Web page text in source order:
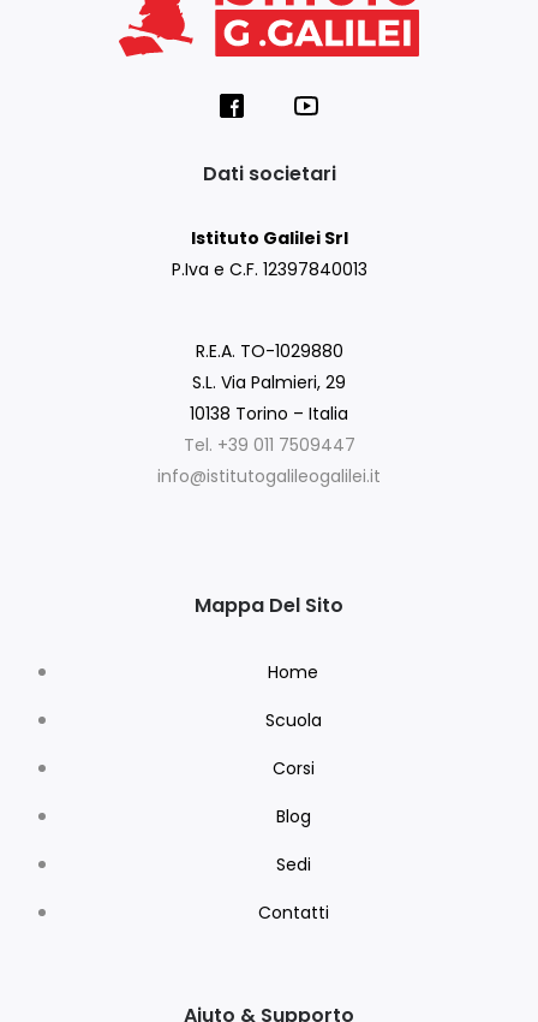
Dati societari
Istituto Galilei Srl
P.Iva e C.F. 12397840013
R.E.A. TO-1029880
S.L. Via Palmieri, 29
10138 Torino – Italia
Tel. +39 011 7509447
info@istitutogalileogalilei.it
Mappa Del Sito
Home
Scuola
Corsi
Blog
Sedi
Contatti
Aiuto & Supporto